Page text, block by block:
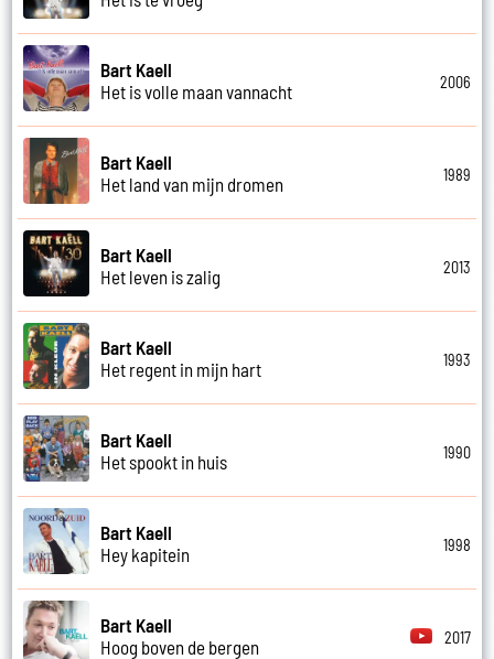
Bart Kaell
Het is volle maan vannacht
2006
Bart Kaell
Het land van mijn dromen
1989
Bart Kaell
Het leven is zalig
2013
Bart Kaell
Het regent in mijn hart
1993
Bart Kaell
Het spookt in huis
1990
Bart Kaell
Hey kapitein
1998
Bart Kaell
Hoog boven de bergen
2017